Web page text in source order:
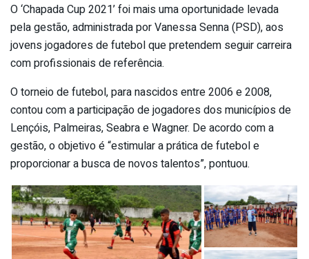
O ‘Chapada Cup 2021’ foi mais uma oportunidade levada
pela gestão, administrada por Vanessa Senna (PSD), aos
jovens jogadores de futebol que pretendem seguir carreira
com profissionais de referência.
O torneio de futebol, para nascidos entre 2006 e 2008,
contou com a participação de jogadores dos municípios de
Lençóis, Palmeiras, Seabra e Wagner. De acordo com a
gestão, o objetivo é “estimular a prática de futebol e
proporcionar a busca de novos talentos”, pontuou.